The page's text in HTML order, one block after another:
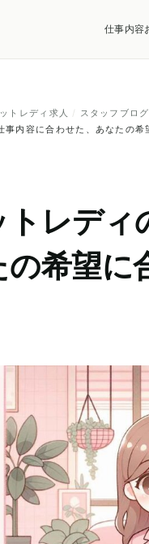
仕事内容
トレディ求人 / スタッフブログ
事内容に合わせた、あなたの希
レディ
の希望に